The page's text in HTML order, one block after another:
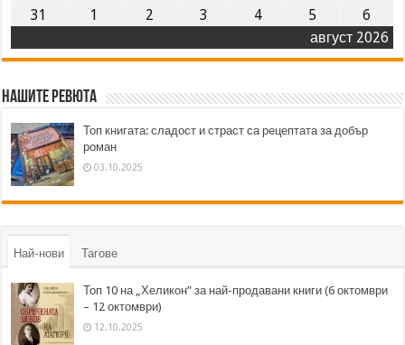
август 2026
31
1 2 3 4 5 6
Нашите ревюта
Топ книгата: сладост и страст са рецептата за добър
роман
03.10.2025
Най-нови Тагове
Топ 10 на „Хеликон” за най-продавани книги (6 октомври
– 12 октомври)
12.10.2025